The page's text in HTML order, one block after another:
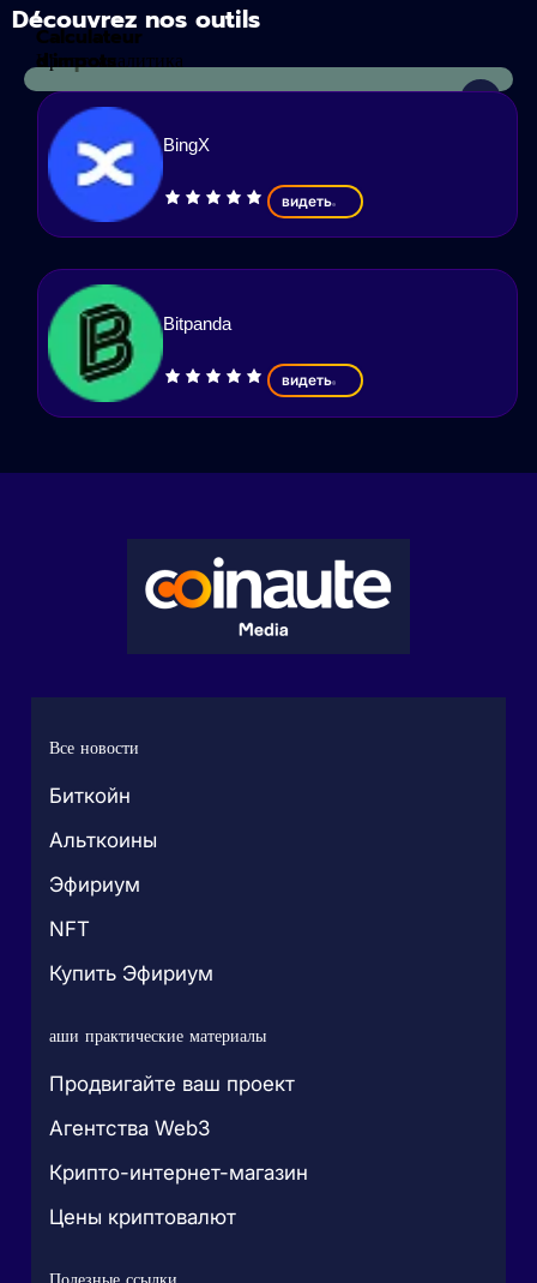
Découvrez nos outils
Calculateur
d'impots
Криптоаналитика
BingX
видеть
Bitpanda
видеть
Все новости
Биткойн
Альткоины
Эфириум
NFT
Купить Эфириум
аши практические материалы
Продвигайте ваш проект
Агентства Web3
Крипто-интернет-магазин
Цены криптовалют